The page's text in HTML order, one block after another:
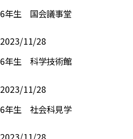
6年生 国会議事堂
2023/11/28
6年生 科学技術館
2023/11/28
6年生 社会科見学